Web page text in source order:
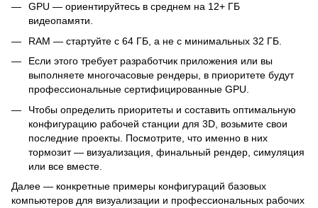
GPU — ориентируйтесь в среднем на 12+ ГБ
видеопамяти.
RAM — стартуйте с 64 ГБ, а не с минимальных 32 ГБ.
Если этого требует разработчик приложения или вы
выполняете многочасовые рендеры, в приоритете будут
профессиональные сертифицированные GPU.
Чтобы определить приоритеты и составить оптимальную
конфигурацию рабочей станции для 3D, возьмите свои
последние проекты. Посмотрите, что именно в них
тормозит — визуализация, финальный рендер, симуляция
или все вместе.
Далее — конкретные примеры конфигураций базовых
компьютеров для визуализации и профессиональных рабочих